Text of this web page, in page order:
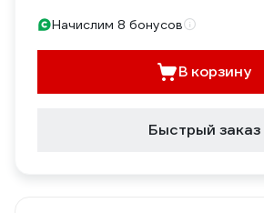
Начислим 8 бонусов
В корзину
Быстрый заказ